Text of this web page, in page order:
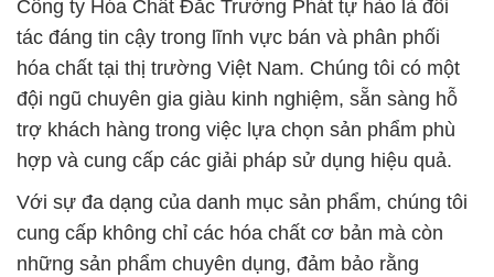
Công ty Hóa Chất Đắc Trường Phát tự hào là đối
tác đáng tin cậy trong lĩnh vực bán và phân phối
hóa chất tại thị trường Việt Nam. Chúng tôi có một
đội ngũ chuyên gia giàu kinh nghiệm, sẵn sàng hỗ
trợ khách hàng trong việc lựa chọn sản phẩm phù
hợp và cung cấp các giải pháp sử dụng hiệu quả.
Với sự đa dạng của danh mục sản phẩm, chúng tôi
cung cấp không chỉ các hóa chất cơ bản mà còn
những sản phẩm chuyên dụng, đảm bảo rằng